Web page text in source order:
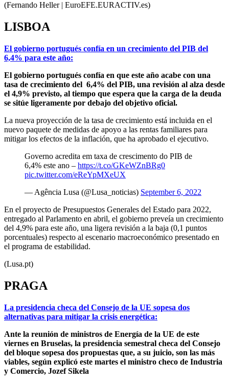
(Fernando Heller | EuroEFE.EURACTIV.es)
LISBOA
El gobierno portugués confía en un crecimiento del PIB del
6,4% para este año:
El gobierno portugués confía en que este año acabe con una
tasa de crecimiento del 6,4% del PIB, una revisión al alza desde
el 4,9% previsto, al tiempo que espera que la carga de la deuda
se sitúe ligeramente por debajo del objetivo oficial.
La nueva proyección de la tasa de crecimiento está incluida en el
nuevo paquete de medidas de apoyo a las rentas familiares para
mitigar los efectos de la inflación, que ha aprobado el ejecutivo.
Governo acredita em taxa de crescimento do PIB de
6,4% este ano – https://t.co/GKeWZnBRg0
pic.twitter.com/eReYpMXeUX
— Agência Lusa (@Lusa_noticias) September 6, 2022
En el proyecto de Presupuestos Generales del Estado para 2022,
entregado al Parlamento en abril, el gobierno preveía un crecimiento
del 4,9% para este año, una ligera revisión a la baja (0,1 puntos
porcentuales) respecto al escenario macroeconómico presentado en
el programa de estabilidad.
(Lusa.pt)
PRAGA
La presidencia checa del Consejo de la UE sopesa dos
alternativas para mitigar la crisis energética:
Ante la reunión de ministros de Energía de la UE de este
viernes en Bruselas, la presidencia semestral checa del Consejo
del bloque sopesa dos propuestas que, a su juicio, son las más
viables, según explicó este martes el ministro checo de Industria
y Comercio, Jozef Sikela